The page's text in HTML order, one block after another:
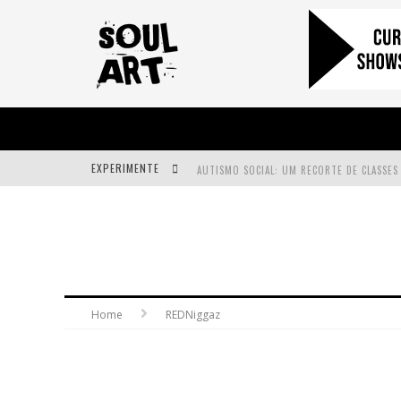
EXPERIMENTE
Home REDNiggaz